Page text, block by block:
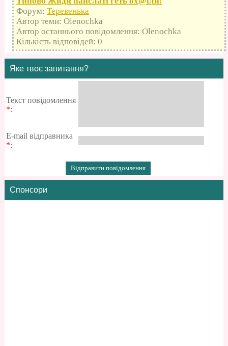
Форум: Теревенька
Автор теми: Olenochka
Автор останнього повідомлення: Olenochka
Кількість відповідей: 0
Яке твоє запитання?
Текст повідомлення
*:
E-mail відправника
*:
Спонсори